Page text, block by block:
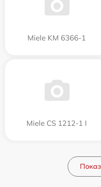
Miele KM 6366-1
Miele CS 1212-1 I